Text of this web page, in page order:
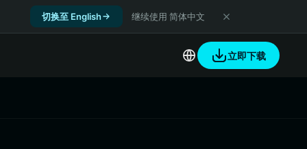
切换至 English 继续使用 简体中文
立即下载